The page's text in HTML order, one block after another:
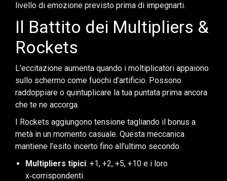
livello di emozione previsto prima di impegnarti.
Il Battito dei Multipliers &
Rockets
L’eccitazione aumenta quando i moltiplicatori appaiono
sullo schermo come fuochi d’artificio. Possono
raddoppiare o quintuplicare la tua puntata prima ancora
che te ne accorga.
I Rockets aggiungono tensione tagliando il bonus a
metà in un momento casuale. Questa meccanica
mantiene l’esito incerto fino all’ultimo secondo.
Multipliers tipici: +1, +2, +5, +10 e i loro
x‑corrispondenti.